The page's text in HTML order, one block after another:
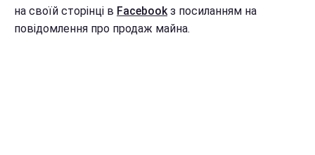
на своїй сторінці в Facebookз посиланням на
повідомлення про продаж майна.